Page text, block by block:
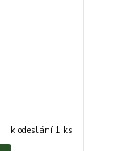
k odeslání 1 ks